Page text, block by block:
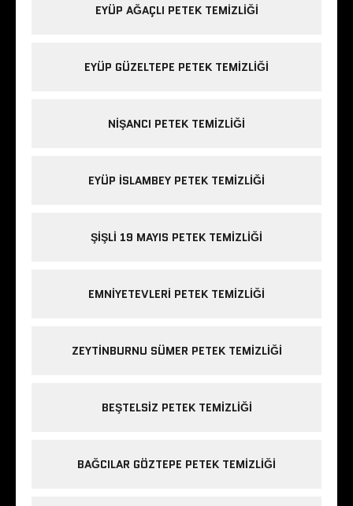
EYÜP AĞAÇLI PETEK TEMIZLIĞI
EYÜP GÜZELTEPE PETEK TEMIZLIĞI
NIŞANCI PETEK TEMIZLIĞI
EYÜP ISLAMBEY PETEK TEMIZLIĞI
ŞIŞLI 19 MAYIS PETEK TEMIZLIĞI
EMNIYETEVLERI PETEK TEMIZLIĞI
ZEYTINBURNU SÜMER PETEK TEMIZLIĞI
BEŞTELSIZ PETEK TEMIZLIĞI
BAĞCILAR GÖZTEPE PETEK TEMIZLIĞI